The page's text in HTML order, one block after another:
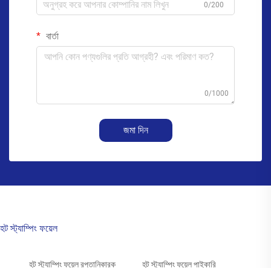
0/200
বার্তা
0/1000
জমা দিন
হট স্ট্যাম্পিং ফয়েল
হট স্ট্যাম্পিং ফয়েল রপ্তানিকারক হট স্ট্যাম্পিং ফয়েল পাইকারি